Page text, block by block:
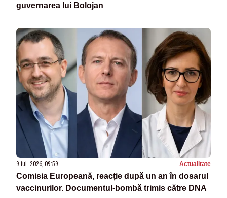
guvernarea lui Bolojan
9 iul. 2026, 09:59 Actualitate
Comisia Europeană, reacție după un an în dosarul
vaccinurilor. Documentul‑bombă trimis către DNA